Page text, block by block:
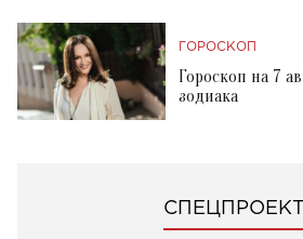
ГОРОСКОП
Гороскоп на 7
зодиака